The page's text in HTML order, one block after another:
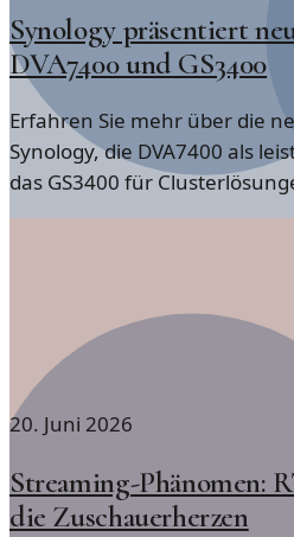
Synology präsentiert
DVA7400 und GS3400
Erfahren Sie mehr über die
Synology, die DVA7400 als
das GS3400 für
20. Juni 2026
Streaming-Phänomen:
die Zuschauerherzen